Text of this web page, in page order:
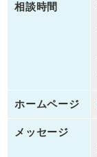
相談時間
ホームページ
メッセージ